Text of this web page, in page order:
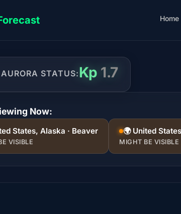
Home
STATUS:Kp 1.7
Now:
States, Alaska · Beaver
VISIBLE
🌍 United
MIGHT BE VISIBLE